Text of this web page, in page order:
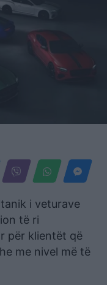
i veturave
të ri
për klientët që
me nivel më të